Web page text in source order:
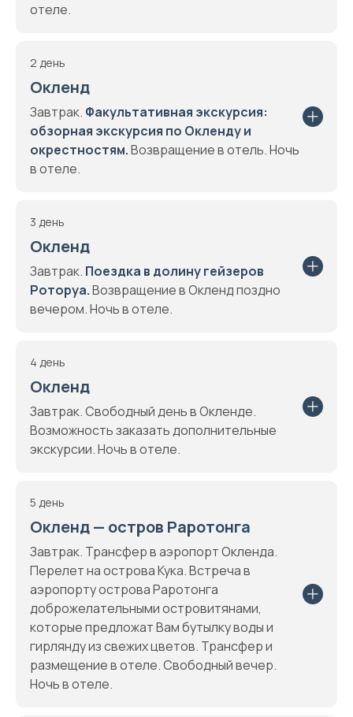
отеле.
2 день
Окленд
Завтрак. Факультативная экскурсия:
обзорная экскурсия по Окленду и
окрестностям.Возвращение в отель. Ночь
в отеле.
3 день
Окленд
Завтрак. Поездка в долину гейзеров
Роторуа.Возвращение в Окленд поздно
вечером. Ночь в отеле.
4 день
Окленд
Завтрак. Свободный день в Окленде.
Возможность заказать дополнительные
экскурсии. Ночь в отеле.
5 день
Окленд — остров Раротонга
Завтрак. Трансфер в аэропорт Окленда.
Перелет на острова Кука. Встреча в
аэропорту острова Раротонга
доброжелательными островитянами,
которые предложат Вам бутылку воды и
гирлянду из свежих цветов. Трансфер и
размещение в отеле. Свободный вечер.
Ночь в отеле.